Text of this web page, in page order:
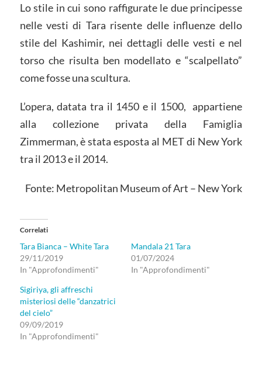
Lo stile in cui sono raffigurate le due principesse
nelle vesti di Tara risente delle influenze dello
stile del Kashimir, nei dettagli delle vesti e nel
torso che risulta ben modellato e “scalpellato”
come fosse una scultura.
L’opera, datata tra il 1450 e il 1500, appartiene
alla collezione privata della Famiglia
Zimmerman, è stata esposta al MET di New York
tra il 2013 e il 2014.
Fonte: Metropolitan Museum of Art – New York
Correlati
Tara Bianca – White Tara
29/11/2019
In "Approfondimenti"
Mandala 21 Tara
01/07/2024
In "Approfondimenti"
Sigiriya, gli affreschi
misteriosi delle “danzatrici
del cielo”
09/09/2019
In "Approfondimenti"